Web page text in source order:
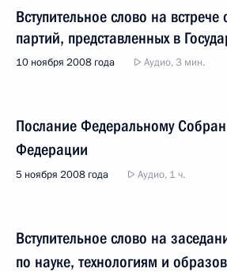
Вступительное слово на встрече
партий, представленных в
10 ноября 2008 года Аудио, 3 мин.
Послание Федеральному
Федерации
5 ноября 2008 года Аудио, 1 ч.
Вступительное слово на
по науке, технологиям и